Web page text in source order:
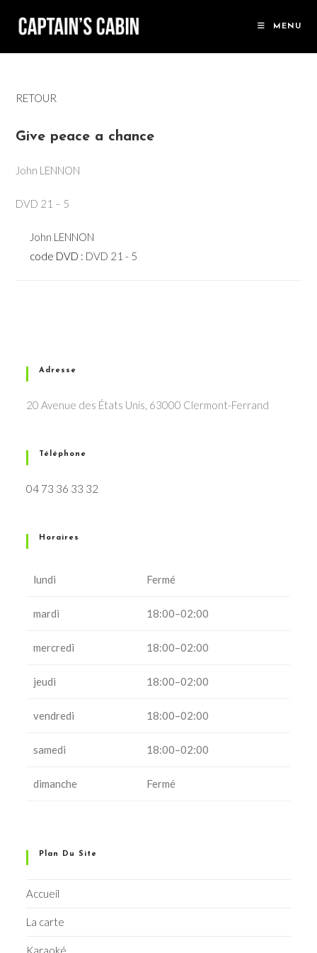
MENU
RETOUR
Give peace a chance
John LENNON
DVD 21 – 5
John LENNON
code DVD : DVD 21 - 5
Adresse
20 Avenue des États Unis, 63000 Clermont-Ferrand
Téléphone
04 73 36 33 32
Horaires
lundi Fermé
mardi 18:00–02:00
mercredi 18:00–02:00
jeudi 18:00–02:00
vendredi 18:00–02:00
samedi 18:00–02:00
dimanche Fermé
Plan Du Site
Accueil
La carte
Karaoké